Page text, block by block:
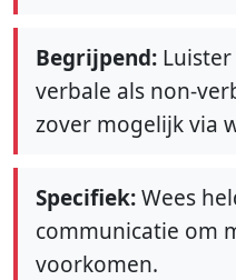
Begrijpend:
verbale als non-
zover mogelijk via
Specifiek:Wees
communicatie om
voorkomen.